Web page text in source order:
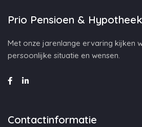
Prio Pensioen &
Met onze jarenlange ervaring kijken
persoonlijke situatie en wensen.
Contactinformatie